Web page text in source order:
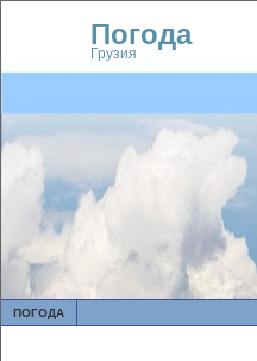
Погода
Грузия
ПОГОДА